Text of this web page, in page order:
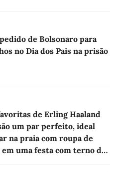
de Bolsonaro para
no Dia dos Pais na prisão
de Erling Haaland
um par perfeito, ideal
na praia com roupa de
uma festa com terno de